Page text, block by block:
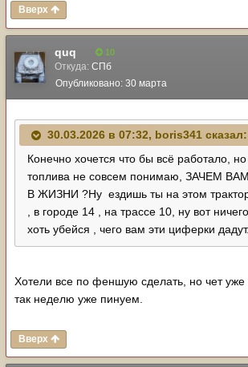
Вверх
quq 10
Откуда: СПб
Опубликовано: 30 марта
30.03.2026 в 07:32, boris341 сказал:
Конечно хочется что бы всё работало,
топлива не совсем понимаю, ЗАЧЕМ
В ЖИЗНИ ?Ну ездишь ты на этом
, в городе 14 , на трассе 10, ну вот
хоть убейся , чего вам эти циферки
Хотели все по феншую сделать, но чет уже
так неделю уже пинуем.
Вверх